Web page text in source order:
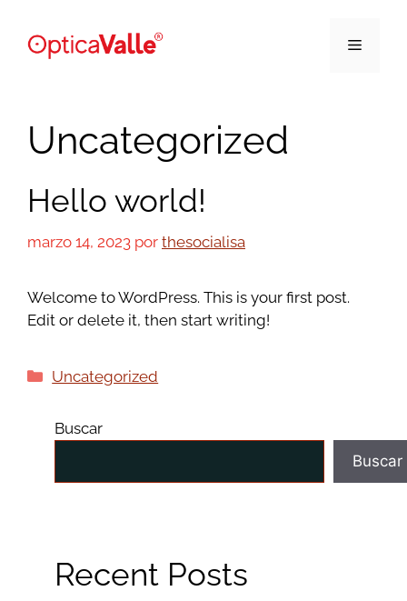
Uncategorized
Hello world!
marzo 14, 2023 por thesocialisa
Welcome to WordPress. This is your first post.
Edit or delete it, then start writing!
Uncategorized
Buscar
Buscar
Recent Posts